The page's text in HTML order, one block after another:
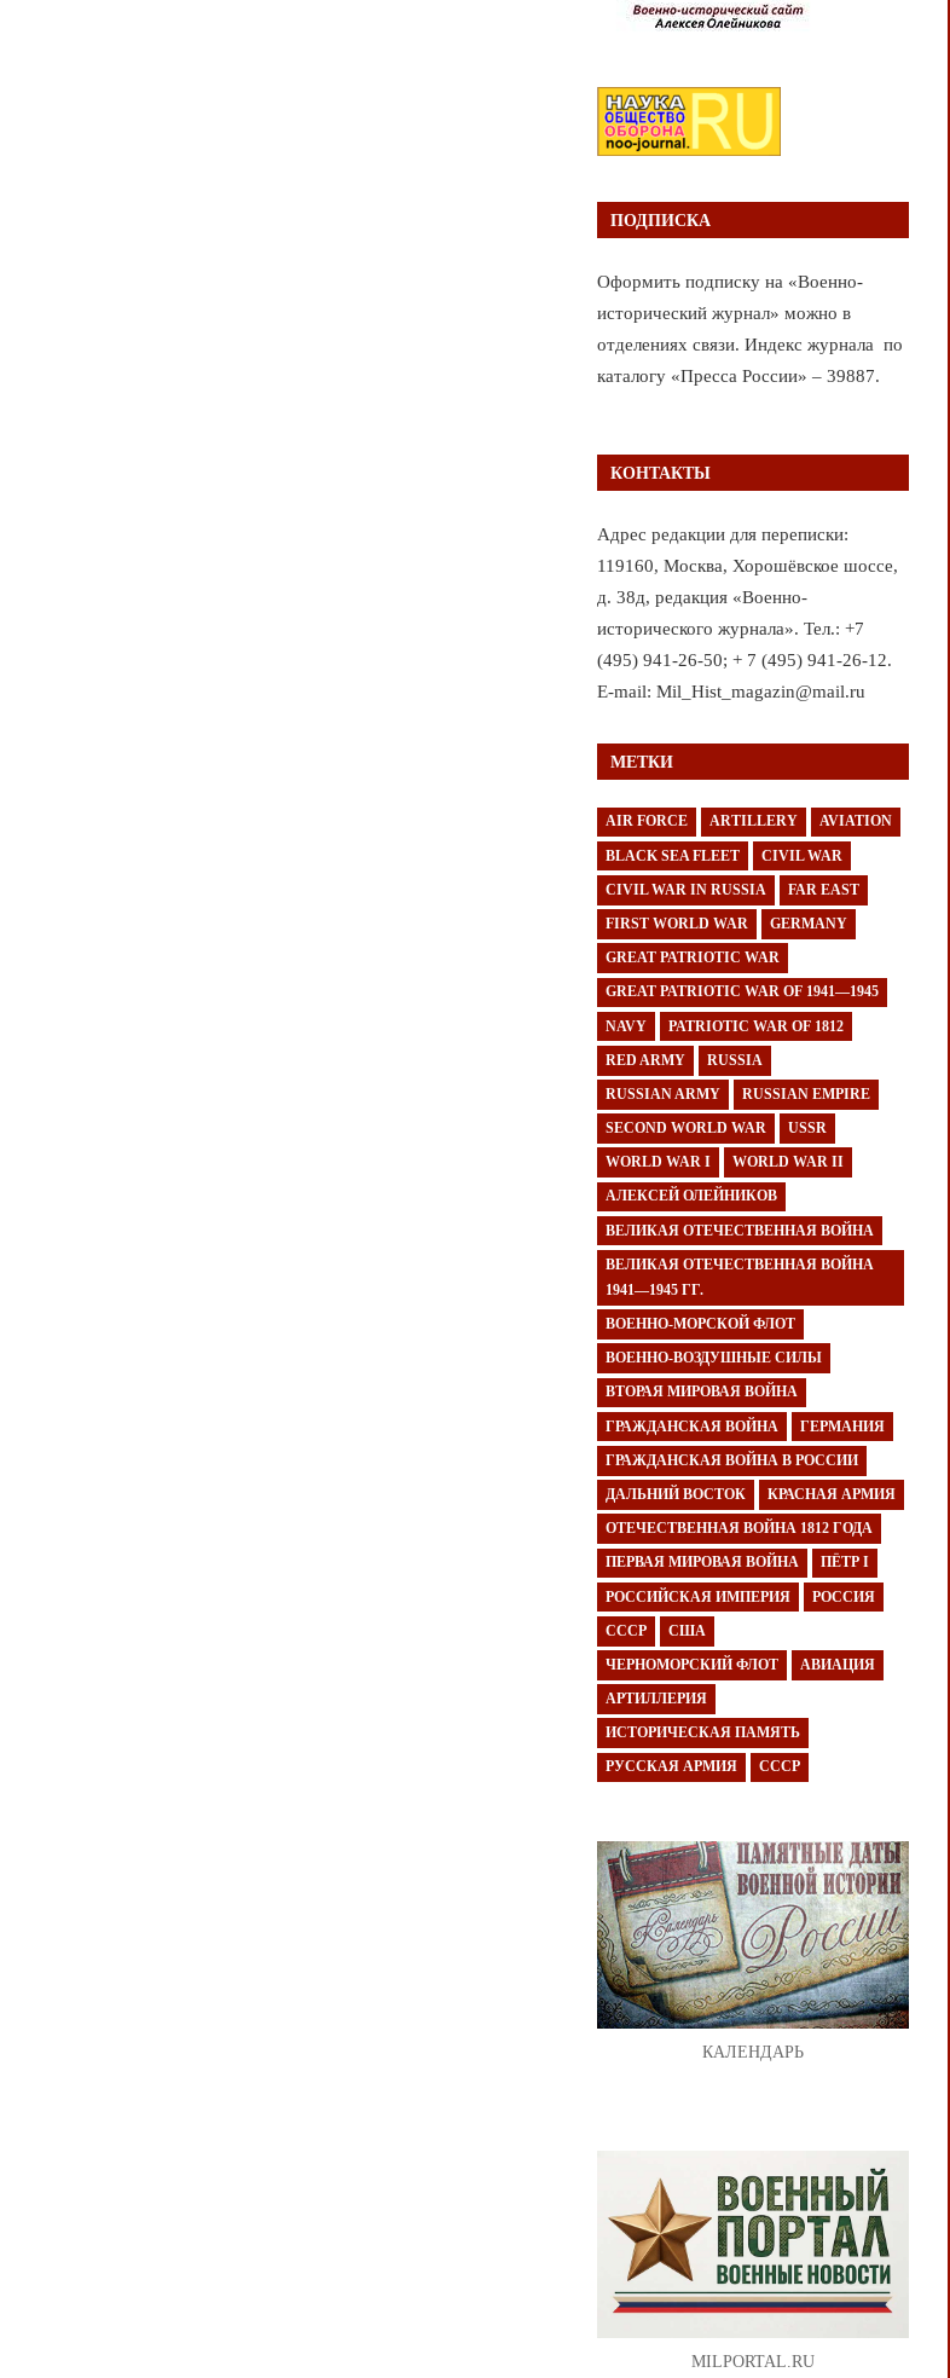
ПОДПИСКА
Оформить подписку на «Военно-
исторический журнал» можно в
отделениях связи. Индекс журнала по
каталогу «Пресса России» – 39887.
КОНТАКТЫ
Адрес редакции для переписки:
119160, Москва, Хорошёвское шоссе,
д. 38д, редакция «Военно-
исторического журнала». Тел.: +7
(495) 941-26-50; + 7 (495) 941-26-12.
E-mail: Mil_Hist_magazin@mail.ru
МЕТКИ
AIR FORCE ARTILLERY AVIATION
BLACK SEA FLEET CIVIL WAR
CIVIL WAR IN RUSSIA FAR EAST
FIRST WORLD WAR GERMANY
GREAT PATRIOTIC WAR
GREAT PATRIOTIC WAR OF 1941—1945
NAVY PATRIOTIC WAR OF 1812
RED ARMY RUSSIA
RUSSIAN ARMY RUSSIAN EMPIRE
SECOND WORLD WAR USSR
WORLD WAR I WORLD WAR II
АЛЕКСЕЙ ОЛЕЙНИКОВ
ВЕЛИКАЯ ОТЕЧЕСТВЕННАЯ ВОЙНА
ВЕЛИКАЯ ОТЕЧЕСТВЕННАЯ ВОЙНА
1941—1945 ГГ.
ВОЕННО-МОРСКОЙ ФЛОТ
ВОЕННО-ВОЗДУШНЫЕ СИЛЫ
ВТОРАЯ МИРОВАЯ ВОЙНА
ГРАЖДАНСКАЯ ВОЙНА ГЕРМАНИЯ
ГРАЖДАНСКАЯ ВОЙНА В РОССИИ
ДАЛЬНИЙ ВОСТОК КРАСНАЯ АРМИЯ
ОТЕЧЕСТВЕННАЯ ВОЙНА 1812 ГОДА
ПЕРВАЯ МИРОВАЯ ВОЙНА ПЁТР I
РОССИЙСКАЯ ИМПЕРИЯ РОССИЯ
СССР США
ЧЕРНОМОРСКИЙ ФЛОТ АВИАЦИЯ
АРТИЛЛЕРИЯ
ИСТОРИЧЕСКАЯ ПАМЯТЬ
РУССКАЯ АРМИЯ СССР
КАЛЕНДАРЬ
MILPORTAL.RU